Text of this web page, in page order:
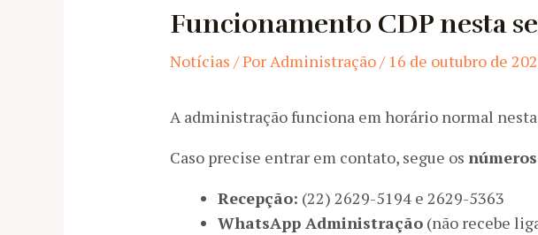
Funcionamento CDP nesta
Notícias / PorAdministração/ 16 de outubro de
A administração funciona em horário normal nesta
Caso precise entrar em contato, segue os
Recepção: (22) 2629-5194 e 2629-5363
WhatsApp Administração (não recebe